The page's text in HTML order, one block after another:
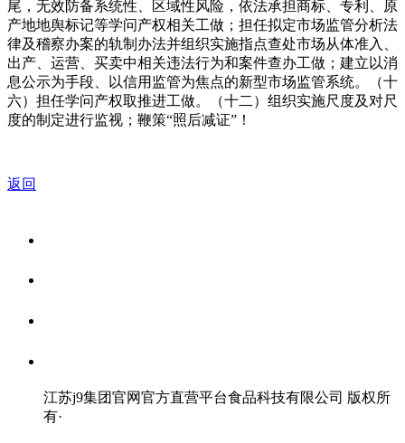
尾，无效防备系统性、区域性风险，依法承担商标、专利、原
产地地舆标记等学问产权相关工做；担任拟定市场监管分析法
律及稽察办案的轨制办法并组织实施指点查处市场从体准入、
出产、运营、买卖中相关违法行为和案件查办工做；建立以消
息公示为手段、以信用监管为焦点的新型市场监管系统。（十
六）担任学问产权取推进工做。（十二）组织实施尺度及对尺
度的制定进行监视；鞭策“照后减证”！
返回
江苏j9集团官网官方直营平台食品科技有限公司 版权所
有·